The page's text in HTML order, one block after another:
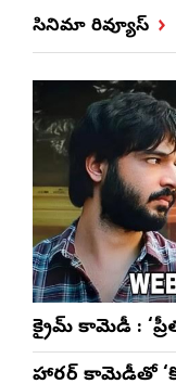
కుంభ హారతి
సినిమా రివ్యూస్
క్రైమ్ కామెడీ :
హారర్ కామెడీతో